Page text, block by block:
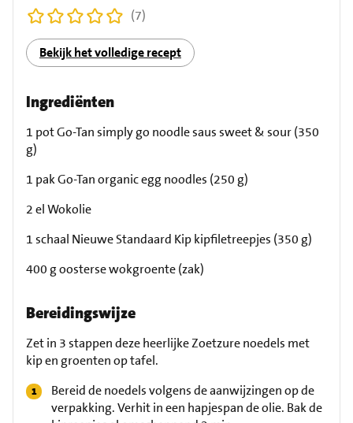
(7)
Bekijk het volledige recept
Ingrediënten
1 pot Go-Tan simply go noodle saus sweet & sour (350
g)
1 pak Go-Tan organic egg noodles (250 g)
2 el Wokolie
1 schaal Nieuwe Standaard Kip kipfiletreepjes (350 g)
400 g oosterse wokgroente (zak)
Bereidingswijze
Zet in 3 stappen deze heerlijke Zoetzure noedels met
kip en groenten op tafel.
Bereid de noedels volgens de aanwijzingen op de
verpakking. Verhit in een hapjespan de olie. Bak de